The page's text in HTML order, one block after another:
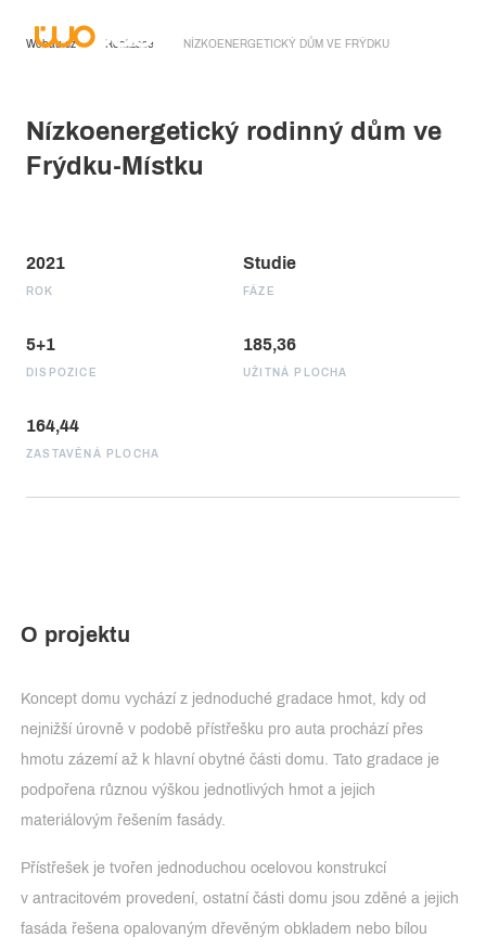
Wobau.cz Realizace NÍZKOENERGETICKÝ DŮM VE FRÝDKU
Nízkoenergetický rodinný dům ve
Frýdku-Místku
2021
ROK
Studie
FÁZE
5+1
DISPOZICE
185,36
UŽITNÁ PLOCHA
164,44
ZASTAVĚNÁ PLOCHA
O projektu
Koncept domu vychází z jednoduché gradace hmot, kdy od
nejnižší úrovně v podobě přístřešku pro auta prochází přes
hmotu zázemí až k hlavní obytné části domu. Tato gradace je
podpořena různou výškou jednotlivých hmot a jejich
materiálovým řešením fasády.
Přístřešek je tvořen jednoduchou ocelovou konstrukcí
v antracitovém provedení, ostatní části domu jsou zděné a jejich
fasáda řešena opalovaným dřevěným obkladem nebo bílou